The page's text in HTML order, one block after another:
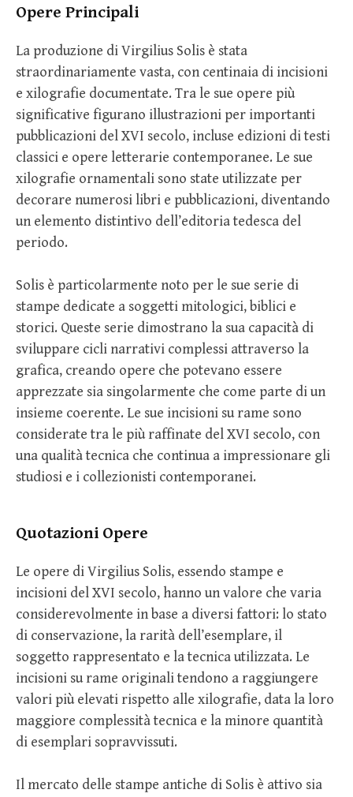
Opere Principali
La produzione di Virgilius Solis è stata
straordinariamente vasta, con centinaia di incisioni
e xilografie documentate. Tra le sue opere più
significative figurano illustrazioni per importanti
pubblicazioni del XVI secolo, incluse edizioni di testi
classici e opere letterarie contemporanee. Le sue
xilografie ornamentali sono state utilizzate per
decorare numerosi libri e pubblicazioni, diventando
un elemento distintivo dell’editoria tedesca del
periodo.
Solis è particolarmente noto per le sue serie di
stampe dedicate a soggetti mitologici, biblici e
storici. Queste serie dimostrano la sua capacità di
sviluppare cicli narrativi complessi attraverso la
grafica, creando opere che potevano essere
apprezzate sia singolarmente che come parte di un
insieme coerente. Le sue incisioni su rame sono
considerate tra le più raffinate del XVI secolo, con
una qualità tecnica che continua a impressionare gli
studiosi e i collezionisti contemporanei.
Quotazioni Opere
Le opere di Virgilius Solis, essendo stampe e
incisioni del XVI secolo, hanno un valore che varia
considerevolmente in base a diversi fattori: lo stato
di conservazione, la rarità dell’esemplare, il
soggetto rappresentato e la tecnica utilizzata. Le
incisioni su rame originali tendono a raggiungere
valori più elevati rispetto alle xilografie, data la loro
maggiore complessità tecnica e la minore quantità
di esemplari sopravvissuti.
Il mercato delle stampe antiche di Solis è attivo sia